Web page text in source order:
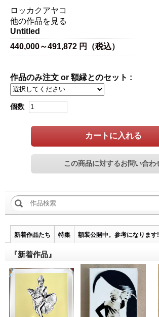
ロッカクアヤコ
他の作品を見る
Untitled
440,000～491,872 円（税込）
作品のみ注文 or 額縁とのセット :
個数
カートに入れる
新着作品たち 特集 額装公開中。参考になります!
『新着作品』